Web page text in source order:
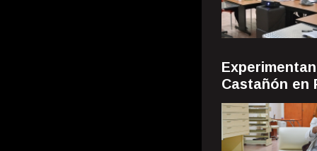
Castañón en